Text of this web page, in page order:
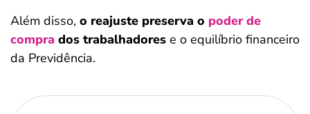
Além disso, o reajuste preserva o poder de
compra dos trabalhadores e o equilíbrio financeiro
da Previdência.